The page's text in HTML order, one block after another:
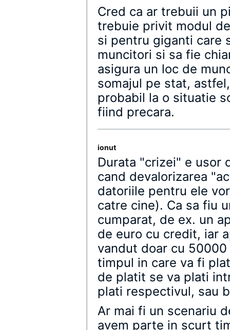
Cred ca ar trebuii un
trebuie privit modul
si pentru giganti care
muncitori si sa fie
asigura un loc de
somajul pe stat,
probabil la o situatie
fiind precara.
ionut
Durata "crizei" e usor
cand devalorizarea
datoriile pentru ele
catre cine). Ca sa fiu
cumparat, de ex. un
de euro cu credit, iar
vandut doar cu
timpul in care va fi
de platit se va plati
plati respectivul, sau
Ar mai fi un scenariu
avem parte in scurt